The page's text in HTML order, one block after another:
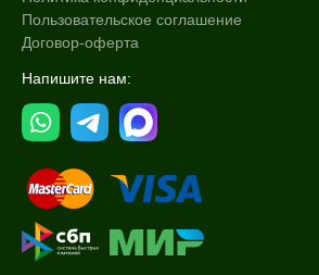
Пользовательское соглашение
Договор-оферта
Напишите нам: